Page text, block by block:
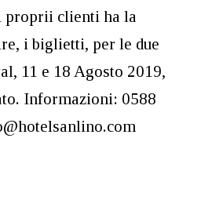
proprii clienti ha la
i biglietti, per le due
11 e 18 Agosto 2019,
Informazioni: 0588